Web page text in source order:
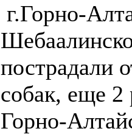
г.Горно-
пострадали
собак, еще 2
Горно-